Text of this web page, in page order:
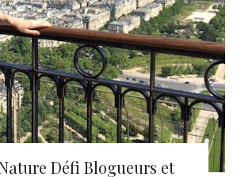
Défi Blogueurs et